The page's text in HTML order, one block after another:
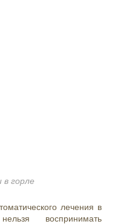
в горле
лечения в
воспринимать